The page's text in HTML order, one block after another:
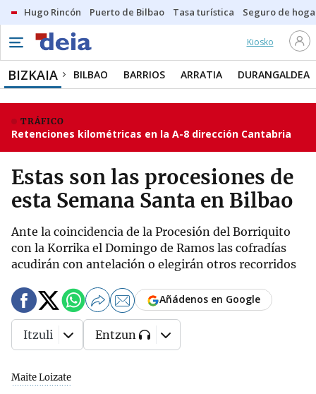
Hugo Rincón Puerto de Bilbao Tasa turística Seguro de
Kiosko
BIZKAIA BILBAO BARRIOS ARRATIA DURANGALDEA
TRÁFICO
Retenciones kilométricas en la A-8 dirección Cantabria
Estas son las procesiones de
esta Semana Santa en Bilbao
Ante la coincidencia de la Procesión del Borriquito
con la Korrika el Domingo de Ramos las cofradías
acudirán con antelación o elegirán otros recorridos
Maite Loizate
Añádenos en Google
Itzuli Entzun